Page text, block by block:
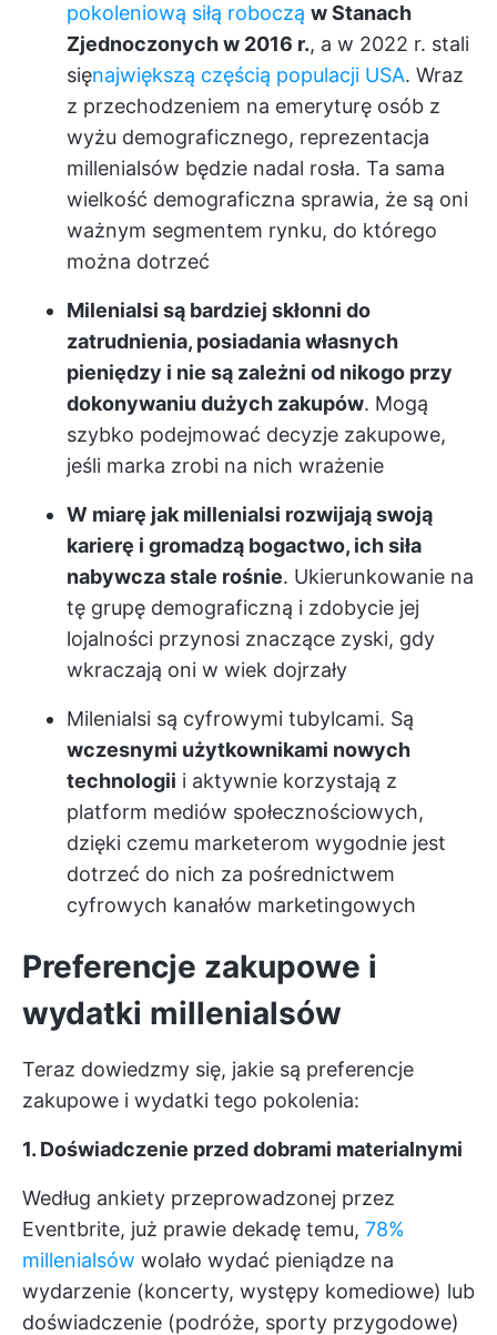
pokoleniową siłą roboczą w Stanach
Zjednoczonych w 2016 r., a w 2022 r. stali
sięnajwiększą częścią populacji USA. Wraz
z przechodzeniem na emeryturę osób z
wyżu demograficznego, reprezentacja
millenialsów będzie nadal rosła. Ta sama
wielkość demograficzna sprawia, że są oni
ważnym segmentem rynku, do którego
można dotrzeć
Milenialsi są bardziej skłonni do
zatrudnienia, posiadania własnych
pieniędzy i nie są zależni od nikogo przy
dokonywaniu dużych zakupów. Mogą
szybko podejmować decyzje zakupowe,
jeśli marka zrobi na nich wrażenie
W miarę jak millenialsi rozwijają swoją
karierę i gromadzą bogactwo, ich siła
nabywcza stale rośnie. Ukierunkowanie na
tę grupę demograficzną i zdobycie jej
lojalności przynosi znaczące zyski, gdy
wkraczają oni w wiek dojrzały
Milenialsi są cyfrowymi tubylcami. Są
wczesnymi użytkownikami nowych
technologii i aktywnie korzystają z
platform mediów społecznościowych,
dzięki czemu marketerom wygodnie jest
dotrzeć do nich za pośrednictwem
cyfrowych kanałów marketingowych
Preferencje zakupowe i
wydatki millenialsów
Teraz dowiedzmy się, jakie są preferencje
zakupowe i wydatki tego pokolenia:
1. Doświadczenie przed dobrami materialnymi
Według ankiety przeprowadzonej przez
Eventbrite, już prawie dekadę temu, 78%
millenialsów wolało wydać pieniądze na
wydarzenie (koncerty, występy komediowe) lub
doświadczenie (podróże, sporty przygodowe)